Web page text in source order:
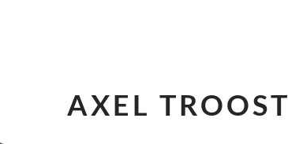
AXEL TROOST